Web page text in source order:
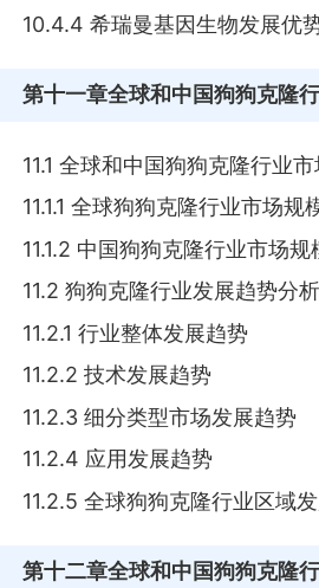
10.4.4 希瑞曼基因生物发展优
第十一章全球和中国狗狗克隆
11.1 全球和中国狗狗克隆行业
11.1.1 全球狗狗克隆行业市场规
11.1.2 中国狗狗克隆行业市场
11.2 狗狗克隆行业发展趋势分析
11.2.1 行业整体发展趋势
11.2.2 技术发展趋势
11.2.3 细分类型市场发展趋势
11.2.4 应用发展趋势
11.2.5 全球狗狗克隆行业区域
第十二章全球和中国狗狗克隆